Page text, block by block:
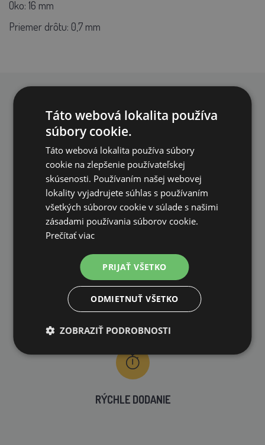
Oko: 16 mm
Priemer drôtu: 0,7 mm
PREČO NAKUPOVAŤ U NÁS?
DOPRAVA ZDARMA
na všetky objednávky od 200€ vrátane DPH.
VLASTNÝ SKLAD
99 % produktov držíme priamo skladom
RÝCHLE DODANIE
Táto webová lokalita používa
súbory cookie.
Táto webová lokalita používa súbory
cookie na zlepšenie používateľskej
skúsenosti. Používaním našej webovej
lokality vyjadrujete súhlas s používaním
všetkých súborov cookie v súlade s našimi
zásadami používania súborov cookie.
Prečítať viac
PRIJAŤ VŠETKO
ODMIETNUŤ VŠETKO
ZOBRAZIŤ PODROBNOSTI